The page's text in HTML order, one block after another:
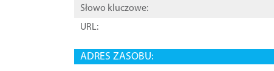
Słowo kluczowe:
URL:
ADRES ZASOBU: